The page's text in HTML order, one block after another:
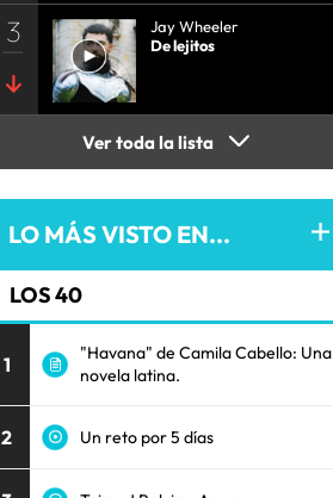
3
Jay Wheeler
De lejitos
Ver toda la lista
LO MÁS VISTO EN...
LOS 40
1
"Havana" de Camila Cabello: Una
novela latina.
2 Un reto por 5 días